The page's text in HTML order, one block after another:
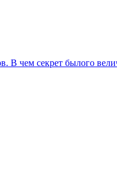
В чем секрет былого